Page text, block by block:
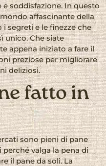
soddisfazione. In questo
affascinante della
segreti e le finezze che
unico. Che siate
appena iniziato a fare il
preziose per migliorare
deliziosi.
fatto in
sono pieni di pane
valga la pena di
il pane da soli. La